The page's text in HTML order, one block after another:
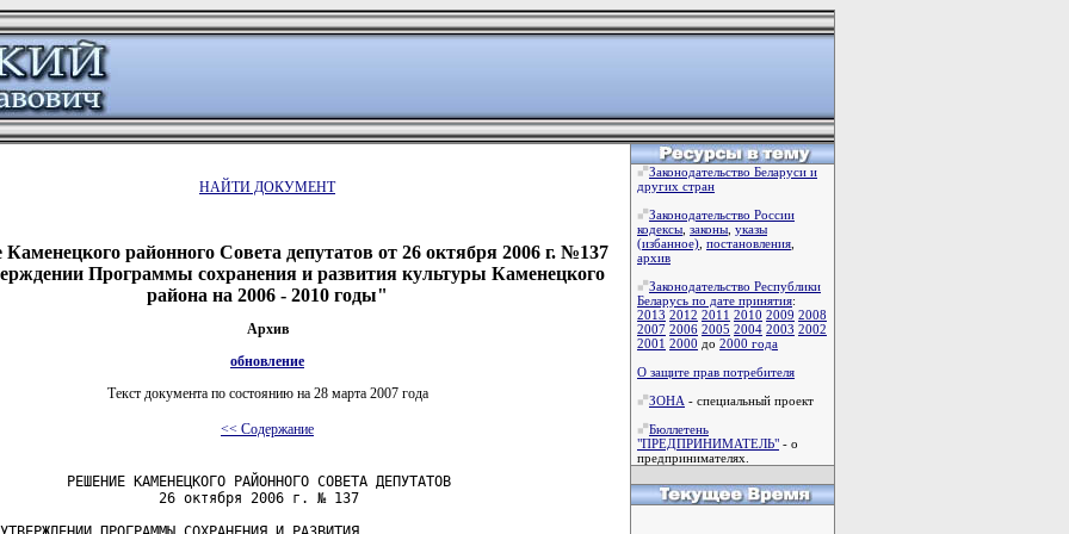
НАЙТИ ДОКУМЕНТ
районного Совета депутатов от 26 октября 2006 г. №137
Программы сохранения и развития культуры Каменецкого
района на 2006 - 2010 годы"
Архив
обновление
Текст документа по состоянию на 28 марта 2007 года
<< Содержание
Законодательство Беларуси и
других стран
Законодательство России
кодексы законы указы
(избанное) постановления
архив
Законодательство Республики
Беларусь по дате принятия:
2013 2012 2011 2010 2009 2008
2007 2006 2005 2004 2003 2002
2001 2000 до 2000 года
О защите прав потребителя
ЗОНА - специальный проект
Бюллетень
"ПРЕДПРИНИМАТЕЛЬ" - о
предпринимателях.